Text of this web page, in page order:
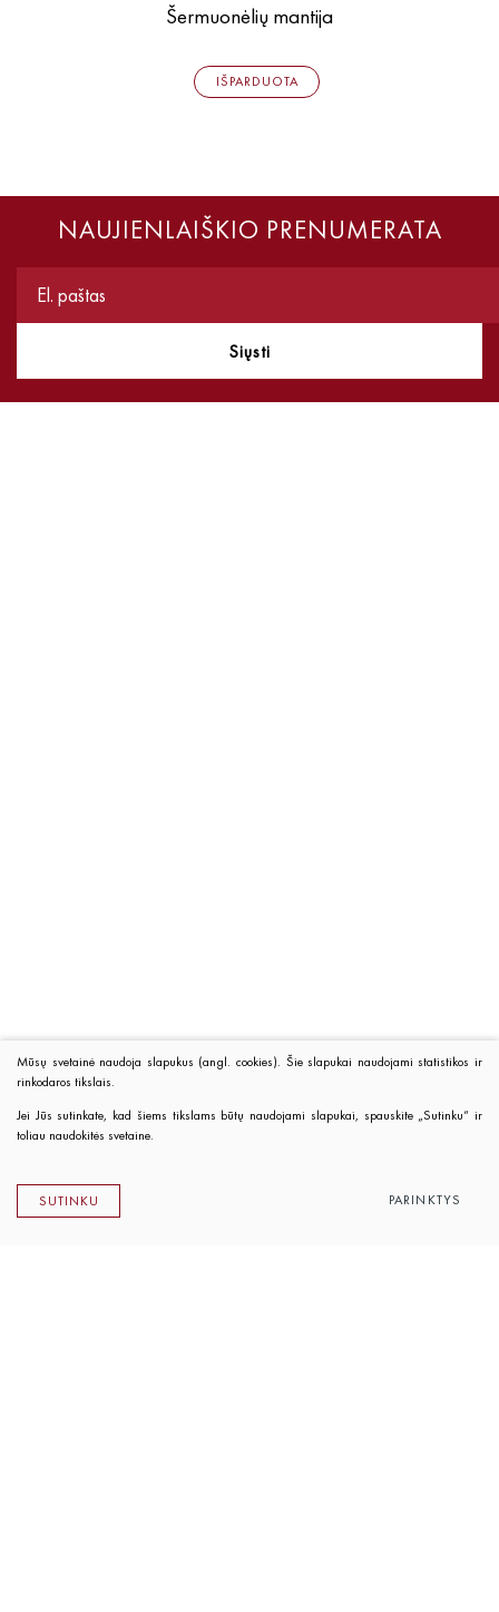
Šermuonėlių mantija
IŠPARDUOTA
NAUJIENLAIŠKIO PRENUMERATA
Siųsti
Mūsų svetainė naudoja slapukus (angl. cookies). Šie slapukai naudojami statistikos ir
rinkodaros tikslais.
Jei Jūs sutinkate, kad šiems tikslams būtų naudojami slapukai, spauskite „Sutinku“ ir
toliau naudokitės svetaine.
SUTINKU PARINKTYS